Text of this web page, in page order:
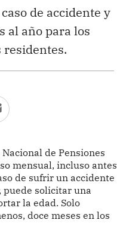
de accidente y
al año para los
de Pensiones
mensual, incluso antes
de sufrir un accidente
solicitar una
la edad. Solo
doce meses en los